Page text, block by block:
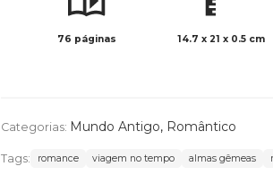
76 páginas 14.7 x 21 x 0.5 cm
Categorias: Mundo Antigo, Romântico
Tags: romance viagem no tempo almas gêmeas